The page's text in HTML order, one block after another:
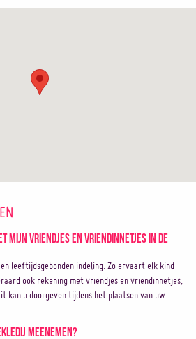
mijn vriendjes en vriendinnetjes in de
leeftijdsgebonden indeling. Zo ervaart elk kind
ook rekening met vriendjes en vriendinnetjes,
kan u doorgeven tijdens het plaatsen van uw
meenemen?